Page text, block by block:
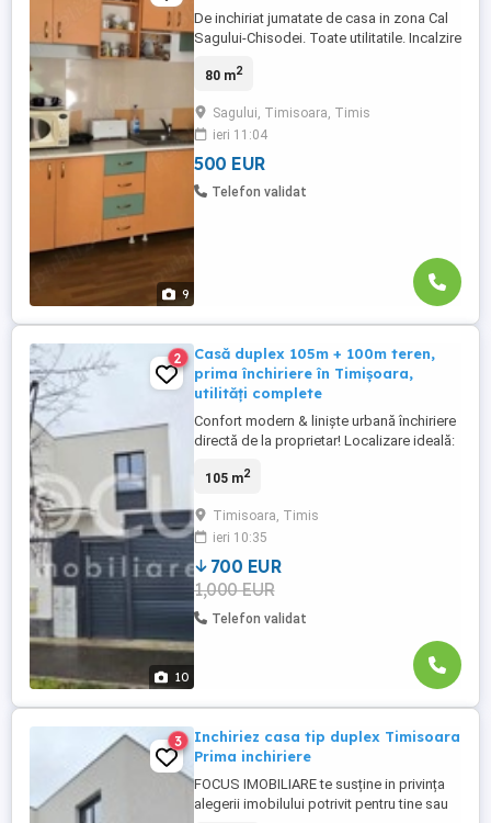
9
De inchiriat jumatate de casa in zona Cal
Sagului-Chisodei. Toate utilitatile. Incalzire
dormitoare, 2 bai, dressing, totul mobilat
An constructie 2005. Curte betonata.
Gradina cu pomi fructiferi. Anexe. Acces
auto. ...
80 m2
Sagului, Timisoara, Timis
ieri 11:04
500 EUR
Telefon validat
10
2
Casă duplex 105m + 100m teren,
prima închiriere în Timișoara,
utilități complete
Confort modern & liniște urbană închiriere
directă de la proprietar! Localizare ideală:
zona Freidorf, acces facil la arterele
comerciale și instituții. Compartimentare
eficientă: 105m utili, la parter hol, baie,
living ...
105 m2
Timisoara, Timis
ieri 10:35
700 EUR
1,000 EUR
Telefon validat
3
Inchiriez casa tip duplex Timisoara
Prima inchiriere
FOCUS IMOBILIARE te susține in privința
alegerii imobilului potrivit pentru tine sau